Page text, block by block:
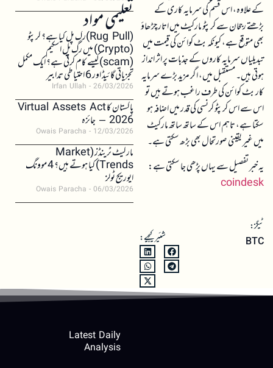
کے علاوہ، اس قسم کی سرمایہ کاری کے
بڑھتے رجحان سے کرپٹو مارکیٹ میں اتار چڑھاؤ
بھی متوقع ہے، کیونکہ بٹ کوائن کی قیمت میں
تبدیلیاں سرمایہ کاروں کے جذبات پر اثر انداز
ہوتی ہیں۔ مستقبل میں، اگر مزید بڑے سرمایہ
کار بٹ کوائن کی طرف راغب ہوتے ہیں تو
اس سے اس کرپٹو کرنسی کی قدر میں اضافہ ہو
سکتا ہے، تاہم اس کے ساتھ ساتھ مارکیٹ
میں غیر یقینی صورتحال بھی بڑھ سکتی ہے۔
یہ خبر تفصیل سے یہاں پڑھی جا سکتی ہے:
coindesk
ٹیگز:
BTC شئیر کیجیے:
تعلیمی مواد(Rug Pull)رگ پل کیا ہے؟ کرپٹو
(Crypto) میں رگ پل اسکیم
(scam)کیسے کام کرتی ہے؟ ایک مکمل
تجزیاتی گائیڈ اور 6 احتیاطی تدابیر
Irfan Ullah 26/03/2026
پاکستان کا Virtual Assets Act
2026 – جائزہ
Owais Paracha 12/03/2026
مارکیٹ ٹرینڈز (Market
Trends) کیا ہوتے ہیں؟ 4 موونگ
ایوریج ٹولز
Owais Paracha 06/03/2026
Latest Daily
Analysis